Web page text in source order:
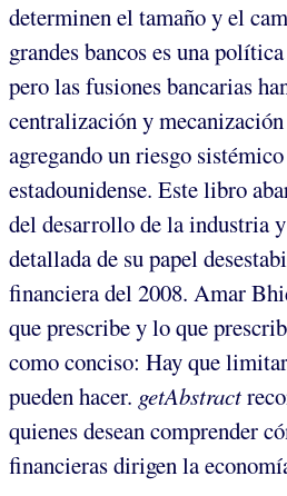
determinen el tamaño y el
grandes bancos es una
pero las fusiones bancarias
centralización y
agregando un riesgo
estadounidense. Este libro
del desarrollo de la industria
detallada de su papel
financiera del 2008. Amar
que prescribe y lo que
como conciso: Hay que
pueden hacer. getAbstract
quienes desean comprender
financieras dirigen la